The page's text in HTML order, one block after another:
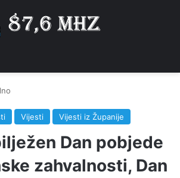
Vijesti Vijesti iz Županije
Dan pobjede
zahvalnosti, Dan